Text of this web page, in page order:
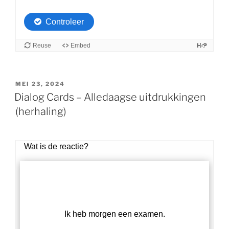
GEPLAATST
OP
MEI 23, 2024
Dialog Cards – Alledaagse uitdrukkingen
(herhaling)